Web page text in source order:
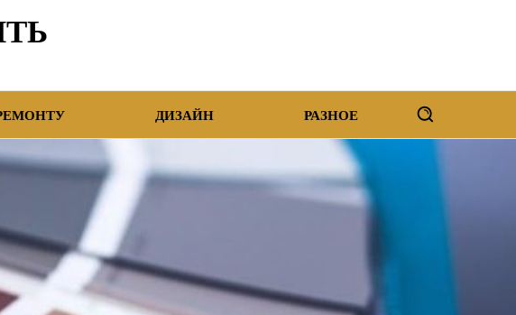
ДИЗАЙН РАЗНОЕ